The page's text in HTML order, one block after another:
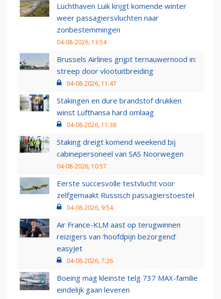
Luchthaven Luik krijgt komende winter
weer passagiersvluchten naar
zonbestemmingen
04-08-2026, 13:54
Brussels Airlines grijpt ternauwernood in:
streep door vlootuitbreiding
04-08-2026, 11:47
Stakingen en dure brandstof drukken
winst Lufthansa hard omlaag
04-08-2026, 11:38
Staking dreigt komend weekend bij
cabinepersoneel van SAS Noorwegen
04-08-2026, 10:57
Eerste succesvolle testvlucht voor
zelfgemaakt Russisch passagierstoestel
04-08-2026, 9:54
Air France-KLM aast op terugwinnen
reizigers van ‘hoofdpijn bezorgend’
easyJet
04-08-2026, 7:26
Boeing mag kleinste telg 737 MAX-familie
eindelijk gaan leveren